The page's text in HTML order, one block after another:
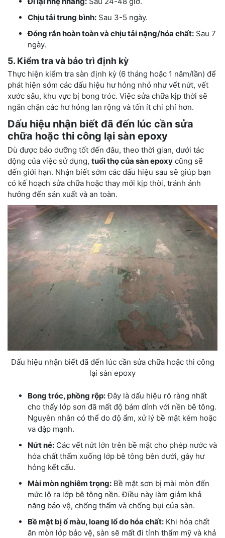
Chịu tải trung bình: Sau 3-5 ngày.
Đóng rắn hoàn toàn và chịu tải nặng/hóa chất: Sau 7
ngày.
5. Kiểm tra và bảo trì định kỳ
Thực hiện kiểm tra sàn định kỳ (6 tháng hoặc 1 năm/lần) để
phát hiện sớm các dấu hiệu hư hỏng nhỏ như vết nứt, vết
xước sâu, khu vực bị bong tróc. Việc sửa chữa kịp thời sẽ
ngăn chặn các hư hỏng lan rộng và tốn ít chi phí hơn.
Dấu hiệu nhận biết đã đến lúc cần sửa
chữa hoặc thi công lại sàn epoxy
Dù được bảo dưỡng tốt đến đâu, theo thời gian, dưới tác
động của việc sử dụng, tuổi thọ của sàn epoxy cũng sẽ
đến giới hạn. Nhận biết sớm các dấu hiệu sau sẽ giúp bạn
có kế hoạch sửa chữa hoặc thay mới kịp thời, tránh ảnh
hưởng đến sản xuất và an toàn.
Dấu hiệu nhận biết đã đến lúc cần sửa chữa hoặc thi công
lại sàn epoxy
Bong tróc, phồng rộp:Đây là dấu hiệu rõ ràng nhất
cho thấy lớp sơn đã mất độ bám dính với nền bê tông.
Nguyên nhân có thể do độ ẩm, xử lý bề mặt kém hoặc
va đập mạnh.
Nứt nẻ: Các vết nứt lớn trên bề mặt cho phép nước và
hóa chất thấm xuống lớp bê tông bên dưới, gây hư
hỏng kết cấu.
Mài mòn nghiêm trọng: Bề mặt sơn bị mài mòn đến
mức lộ ra lớp bê tông nền. Điều này làm giảm khả
năng bảo vệ, chống thấm và chống bụi của sàn.
Bề mặt bị ố màu, loang lổ do hóa chất: Khi hóa chất
ăn mòn lớp bảo vệ, sàn sẽ mất đi tính thẩm mỹ và khả